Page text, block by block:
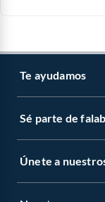
Te ayudamos
Atención por
Sé parte de
Trabaja con
Únete a